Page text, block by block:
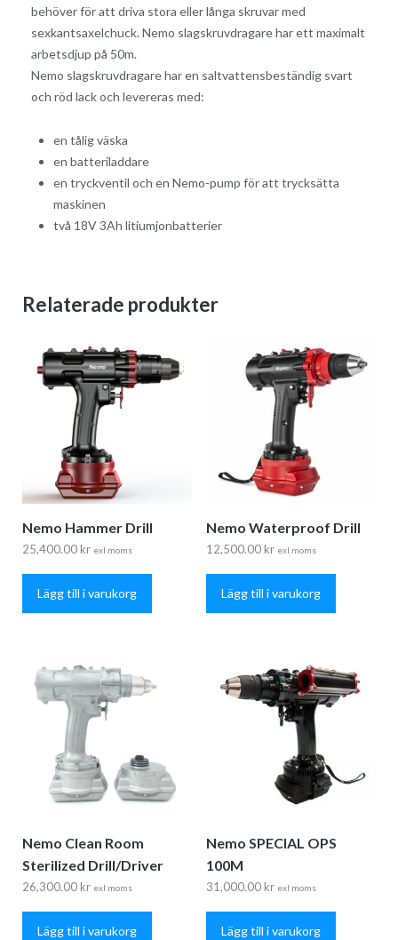
behöver för att driva stora eller långa skruvar med
sexkantsaxelchuck. Nemo slagskruvdragare har ett maximalt
arbetsdjup på 50m.
Nemo slagskruvdragare har en saltvattensbeständig svart
och röd lack och levereras med:
en tålig väska
en batteriladdare
en tryckventil och en Nemo-pump för att trycksätta
maskinen
två 18V 3Ah litiumjonbatterier
Relaterade produkter
Nemo Hammer Drill
25,400.00 kr exl moms
Lägg till i varukorg
Nemo Waterproof Drill
12,500.00 kr exl moms
Lägg till i varukorg
Nemo Clean Room
Sterilized Drill/Driver
26,300.00 kr exl moms
Lägg till i varukorg
Nemo SPECIAL OPS
100M
31,000.00 kr exl moms
Lägg till i varukorg